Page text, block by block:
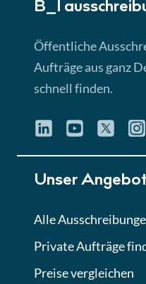
►
Eignung im
Abgabe
B_I
Öffentliche
Aufträge aus ganz
schnell finden.
Unser Angebot
Alle
Private Aufträge
Preise vergleichen